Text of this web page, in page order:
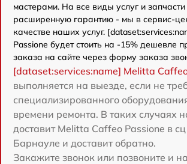
мастерами. На все виды услуг и
расширенную гарантию - мы в сервис-
качестве наших услуг.
Passione будет стоить на -15% дешевле
заказа на сайте через форму заказа
[dataset:services:name] Melitta
выполняется на выезде, если не
специализированного
времени ремонта. В таких случаях
доставит Melitta Caffeo Passione в
Барнауле и доставит обратно.
Закажите звонок или позвоните и